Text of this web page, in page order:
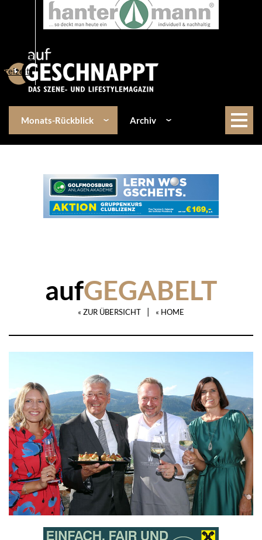
Lifestyle
Freizeit
Monats-Rückblick Archiv
aufGEGABELT
« ZUR ÜBERSICHT | « HOME